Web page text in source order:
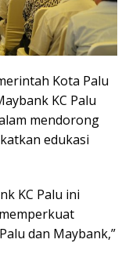
Kota Palu
KC Palu
mendorong
edukasi
KC Palu ini
dan Maybank,”